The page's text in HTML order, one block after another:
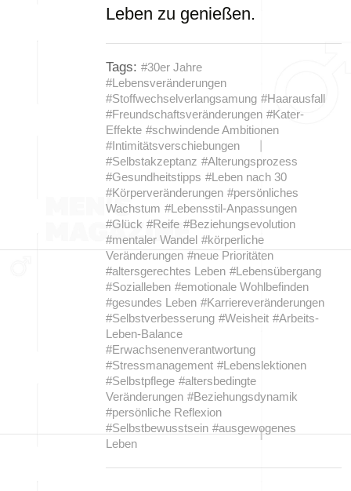
Leben zu genießen.
Tags: #30er Jahre
#Lebensveränderungen
#Stoffwechselverlangsamung #Haarausfall
#Freundschaftsveränderungen #Kater-
Effekte #schwindende Ambitionen
#Intimitätsverschiebungen
#Selbstakzeptanz #Alterungsprozess
#Gesundheitstipps #Leben nach 30
#Körperveränderungen #persönliches
Wachstum #Lebensstil-Anpassungen
#Glück #Reife #Beziehungsevolution
#mentaler Wandel #körperliche
Veränderungen #neue Prioritäten
#altersgerechtes Leben #Lebensübergang
#Sozialleben #emotionale Wohlbefinden
#gesundes Leben #Karriereveränderungen
#Selbstverbesserung #Weisheit #Arbeits-
Leben-Balance
#Erwachsenenverantwortung
#Stressmanagement #Lebenslektionen
#Selbstpflege #altersbedingte
Veränderungen #Beziehungsdynamik
#persönliche Reflexion
#Selbstbewusstsein #ausgewogenes
Leben